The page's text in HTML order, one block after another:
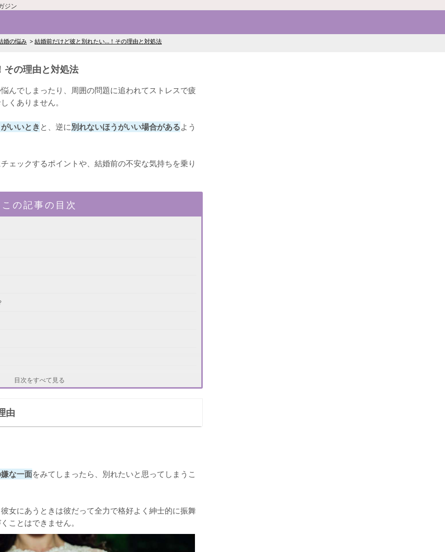
ジン
婚の悩み 結婚前だけど彼と別れたい…！その理由と対処法
の理由と対処法
んでしまったり、周囲の問題に追われてストレスで疲
くありません。
いいときと、逆に別れないほうがいい場合があるよう
ェックするポイントや、結婚前の不安な気持ちを乗り
この記事の目次
目次をすべて見る
由
な一面をみてしまったら、別れたいと思ってしまうこ
女にあうときは彼だって全力で格好よく紳士的に振舞
ことはできません。